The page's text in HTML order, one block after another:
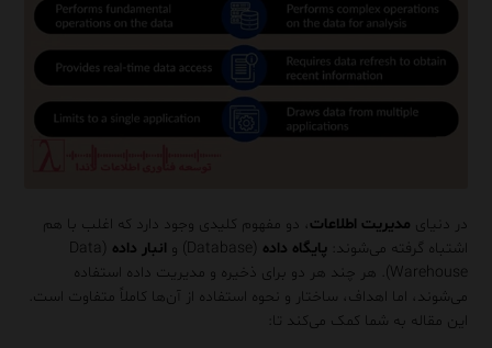
در دنیای مدیریت اطلاعات، دو مفهوم کلیدی وجود دارد که اغلب با هم
اشتباه گرفته می‌شوند:پایگاه داده (Database) و انبار داده
(Data
Warehouse). هر چند هر دو برای ذخیره و مدیریت داده استفاده
می‌شوند، اما اهداف، ساختار و نحوه استفاده از آن‌ها کاملاً متفاوت است.
این مقاله به شما کمک می‌کند تا: